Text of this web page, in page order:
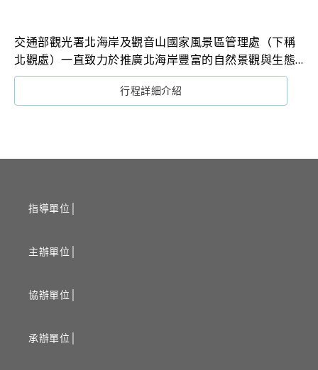
交通部觀光署北海岸及觀音山國家風景區管理處（下稱
北觀處）一直致力於推廣北海岸豐富的自然景觀與生態
人文，2023年福爾摩沙北海岸藝術季即因以環境保護意
識結合藝術和觀光旅遊，獲得「倫敦國際設計獎
幕。
行程詳細介紹
指導單位│
主辦單位│
協辦單位│
承辦單位│